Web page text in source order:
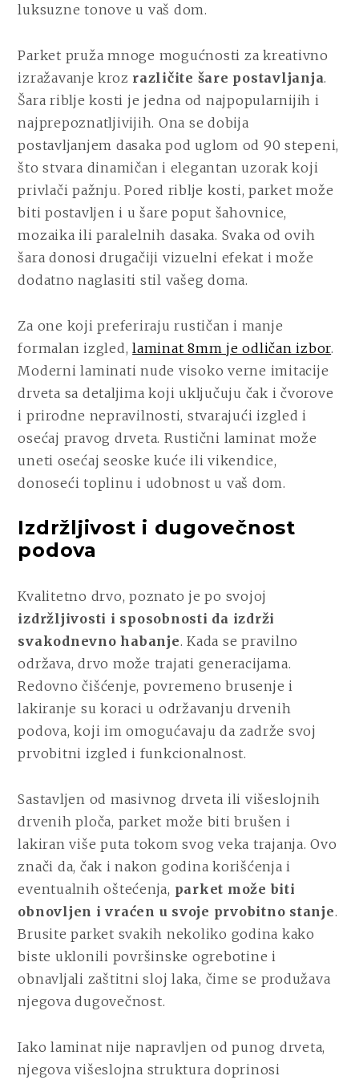
luksuzne tonove u vaš dom.
Parket pruža mnoge mogućnosti za kreativno
izražavanje kroz različite šare postavljanja.
Šara riblje kosti je jedna od najpopularnijih i
najprepoznatljivijih. Ona se dobija
postavljanjem dasaka pod uglom od 90 stepeni,
što stvara dinamičan i elegantan uzorak koji
privlači pažnju. Pored riblje kosti, parket može
biti postavljen i u šare poput šahovnice,
mozaika ili paralelnih dasaka. Svaka od ovih
šara donosi drugačiji vizuelni efekat i može
dodatno naglasiti stil vašeg doma.
Za one koji preferiraju rustičan i manje
formalan izgled,laminat 8mm je odličan izbor.
Moderni laminati nude visoko verne imitacije
drveta sa detaljima koji uključuju čak i čvorove
i prirodne nepravilnosti, stvarajući izgled i
osećaj pravog drveta. Rustični laminat može
uneti osećaj seoske kuće ili vikendice,
donoseći toplinu i udobnost u vaš dom.
Izdržljivost i dugovečnost
podova
Kvalitetno drvo, poznato je po svojoj
izdržljivosti i sposobnosti da izdrži
svakodnevno habanje. Kada se pravilno
održava, drvo može trajati generacijama.
Redovno čišćenje, povremeno brusenje i
lakiranje su koraci u održavanju drvenih
podova, koji im omogućavaju da zadrže svoj
prvobitni izgled i funkcionalnost.
Sastavljen od masivnog drveta ili višeslojnih
drvenih ploča, parket može biti brušen i
lakiran više puta tokom svog veka trajanja. Ovo
znači da, čak i nakon godina korišćenja i
eventualnih oštećenja, parket može biti
obnovljen i vraćen u svoje prvobitno stanje.
Brusite parket svakih nekoliko godina kako
biste uklonili površinske ogrebotine i
obnavljali zaštitni sloj laka, čime se produžava
njegova dugovečnost.
Iako laminat nije napravljen od punog drveta,
njegova višeslojna struktura doprinosi